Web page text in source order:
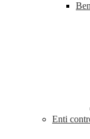
Enti